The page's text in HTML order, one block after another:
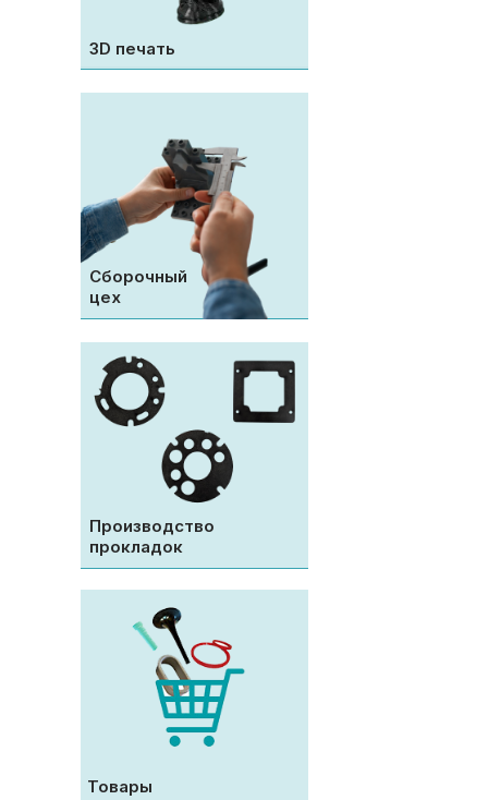
Товары
3D печать
Сборочный
цех
Производство
прокладок